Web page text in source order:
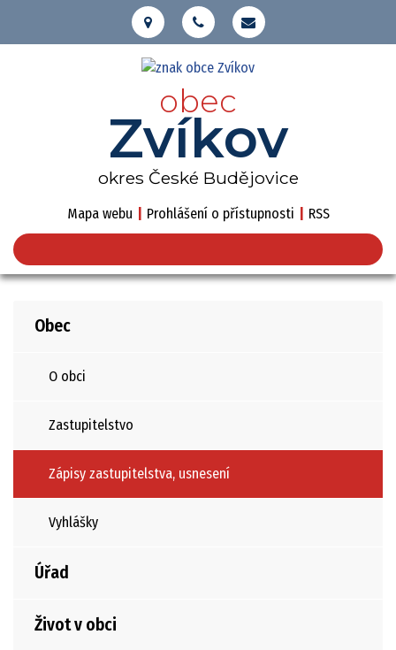
obec
Zvíkov
okres České Budějovice
Mapa webu Prohlášení o přístupnosti RSS
Obec
O obci
Zastupitelstvo
Zápisy zastupitelstva, usnesení
Vyhlášky
Úřad
Život v obci